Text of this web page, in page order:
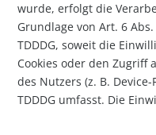
wurde, erfolgt die
Grundlage von Art. 6 Abs.
TDDDG, soweit die
Cookies oder den Zugriff
des Nutzers (z. B.
TDDDG umfasst. Die